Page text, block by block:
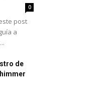
0
post
a
de